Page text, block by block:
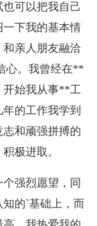
可以把我自己
一下我的基本情
亲人朋友融洽
心。我曾经在**
开始我从事**工
的工作我学到
和顽强拼搏的
极进取。
强烈愿望，同
的`基础上，而